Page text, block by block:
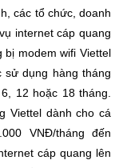
các tổ chức, doanh
internet cáp quang
modem wifi Viettel
dụng hàng tháng
12 hoặc 18 tháng.
Viettel dành cho cá
VNĐ/tháng đến
cáp quang lên